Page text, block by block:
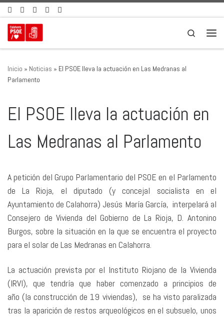
Saltar al contenido
Search
Inicio » Noticias » El PSOE lleva la actuación en Las Medranas al
Parlamento
El PSOE lleva la actuación en
Las Medranas al Parlamento
A petición del Grupo Parlamentario del PSOE en el Parlamento
de La Rioja, el diputado (y concejal socialista en el
Ayuntamiento de Calahorra) Jesús María García, interpelará al
Consejero de Vivienda del Gobierno de La Rioja, D. Antonino
Burgos, sobre la situación en la que se encuentra el proyecto
para el solar de Las Medranas en Calahorra.
La actuación prevista por el Instituto Riojano de la Vivienda
(IRVI), que tendría que haber comenzado a principios de
año (la construcción de 19 viviendas), se ha visto paralizada
tras la aparición de restos arqueológicos en el subsuelo, unos